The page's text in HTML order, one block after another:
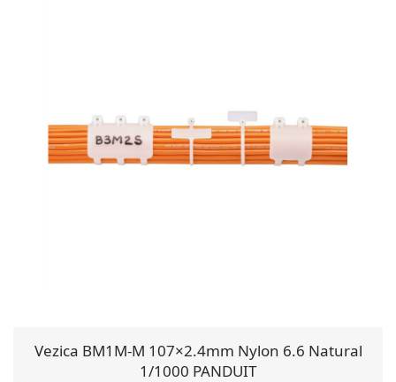
Vezica BM1M-M 107×2.4mm Nylon 6.6 Natural
1/1000 PANDUIT